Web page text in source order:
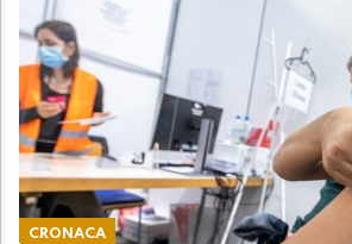
CRONACA